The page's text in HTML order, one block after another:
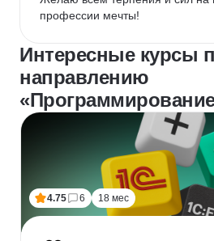
профессии мечты!
Интересные курсы
направлению
4.75 6 18 мес